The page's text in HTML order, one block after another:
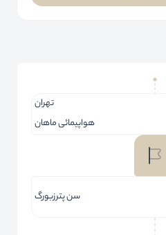
تهران
هواپیمائی ماهان
سن پترزبورگ